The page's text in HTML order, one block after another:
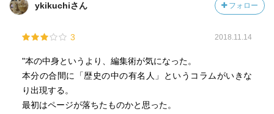
ykikuchiさん フォロー
3 2018.11.14
"本の中身というより、編集術が気になった。
本分の合間に「歴史の中の有名人」というコラムがいきな
り出現する。
最初はページが落ちたものかと思った。